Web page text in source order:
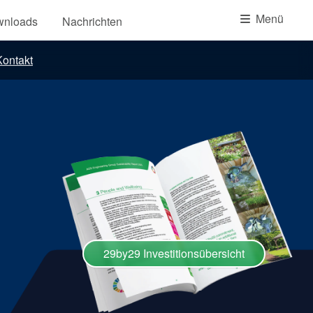
Nachrichten Menü
29by29 Investitionsübersicht